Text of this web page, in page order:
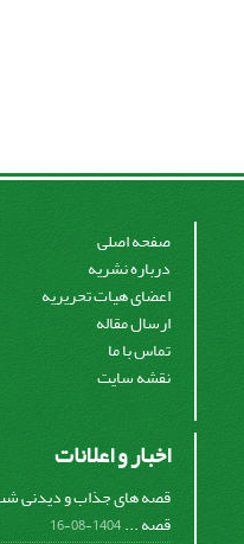
صفحه اصلی
درباره نشریه
اعضای هیات تحریریه
ارسال مقاله
تماس با ما
نقشه سایت
اخبار و اعلانات
قصه های جذاب و دیدنی
قصه ...1404-08-16